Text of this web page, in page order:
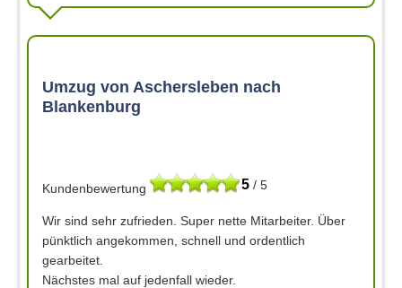
Umzug von Aschersleben nach
Blankenburg
5 / 5
Kundenbewertung
Wir sind sehr zufrieden. Super nette Mitarbeiter. Über
pünktlich angekommen, schnell und ordentlich
gearbeitet.
Nächstes mal auf jedenfall wieder.